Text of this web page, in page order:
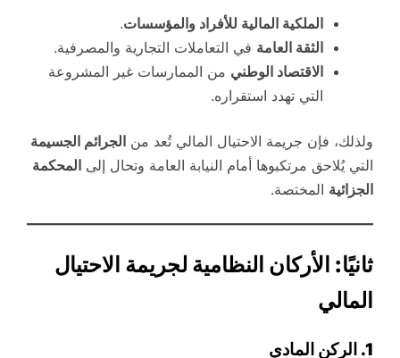
الملكية المالية للأفراد والمؤسسات.
الثقة العامة في التعاملات التجارية والمصرفية.
الاقتصاد الوطني من الممارسات غير المشروعة
التي تهدد استقراره.
ولذلك، فإن جريمة الاحتيال المالي تُعد من الجرائم الجسيمة
التي يُلاحق مرتكبوها أمام النيابة العامة وتحال إلى المحكمة
الجزائية المختصة.
ثانيًا: الأركان النظامية لجريمة الاحتيال
المالي
1. الركن المادي